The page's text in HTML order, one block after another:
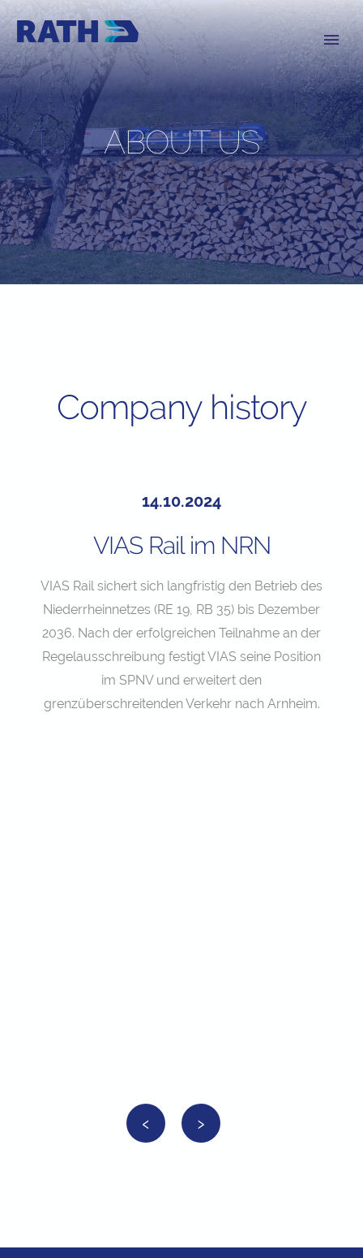
ABOUT US
Company history
14.10.2024
VIAS Rail im NRN
VIAS Rail sichert sich langfristig den Betrieb des
Niederrheinnetzes (RE 19, RB 35) bis Dezember
2036. Nach der erfolgreichen Teilnahme an der
Regelausschreibung festigt VIAS seine Position
im SPNV und erweitert den
grenzüberschreitenden Verkehr nach Arnheim.
‹ ›